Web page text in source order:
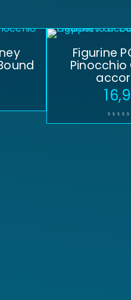
Figurine